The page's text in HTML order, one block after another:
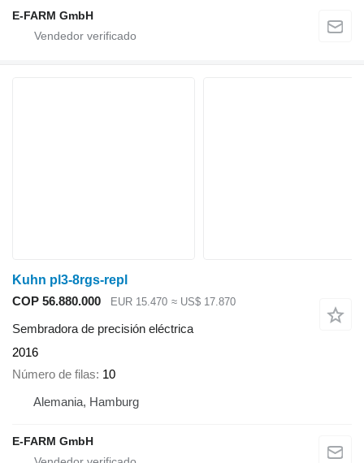
E-FARM GmbH
Kuhn pl3-8rgs-repl
COP 56.880.000
EUR 15.470 ≈ US$ 17.870
Sembradora de precisión eléctrica
2016
Número de filas 10
Alemania, Hamburg
E-FARM GmbH